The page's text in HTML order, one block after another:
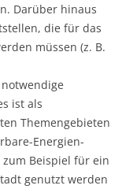
Darüber hinaus
die für das
müssen (z. B.
ist als
Themengebieten
Energien-
Beispiel für ein
genutzt werden